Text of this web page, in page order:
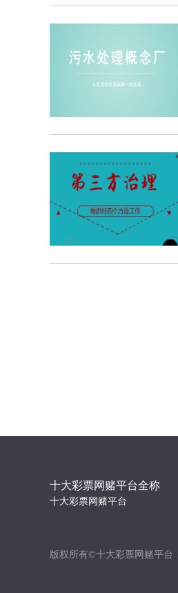
十大彩票网赌平台全称
十大彩票网赌平台
版权所有©十大彩票网赌平台 ​​